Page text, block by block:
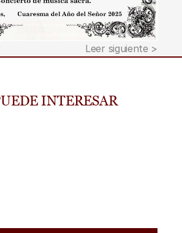
Leer siguiente >
INTERESAR